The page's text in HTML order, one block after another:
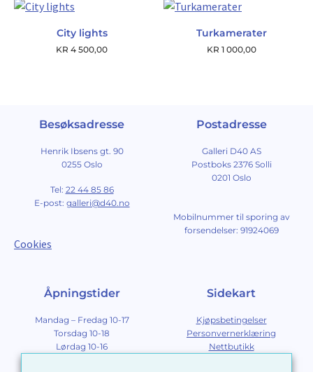
City lights
KR 4 500,00
Turkamerater
KR 1 000,00
Besøksadresse
Henrik Ibsens gt. 90
0255 Oslo
Tel: 22 44 85 86
E-post: galleri@d40.no
Cookies
Postadresse
Galleri D40 AS
Postboks 2376 Solli
0201 Oslo
Mobilnummer til sporing av
forsendelser: 91924069
Åpningstider
Mandag – Fredag 10-17
Torsdag 10-18
Lørdag 10-16
Sidekart
Kjøpsbetingelser
Personvernerklæring
Nettbutikk